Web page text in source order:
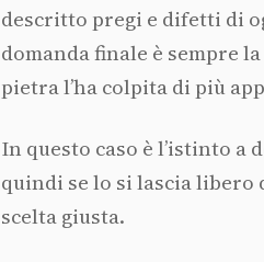
descritto pregi e difetti di
domanda finale è sempre la
pietra l’ha colpita di più
In questo caso è l’istinto a
quindi se lo si lascia libero
scelta giusta.